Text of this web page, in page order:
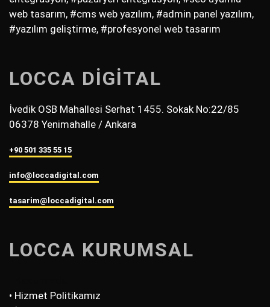
web tasarım, #cms web yazılım, #admin panel yazılım,
#yazılım geliştirme, #profesyonel web tasarım
LOCCA DİGİTAL
İvedik OSB Mahallesi Serhat 1455. Sokak No:22/85
06378 Yenimahalle / Ankara
+90 501 335 55 15
info@loccadigital.com
tasarim@loccadigital.com
LOCCA KURUMSAL
• Hizmet Politikamız